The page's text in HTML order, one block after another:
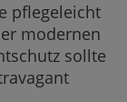
pflegeleicht
modernen
sollte